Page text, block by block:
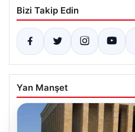
Bizi Takip Edin
Yan Manşet